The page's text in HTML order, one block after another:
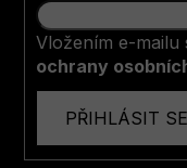
Vložením e-mailu
ochrany
PŘIHLÁSIT SE